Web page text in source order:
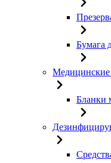
Бумага
Бланки